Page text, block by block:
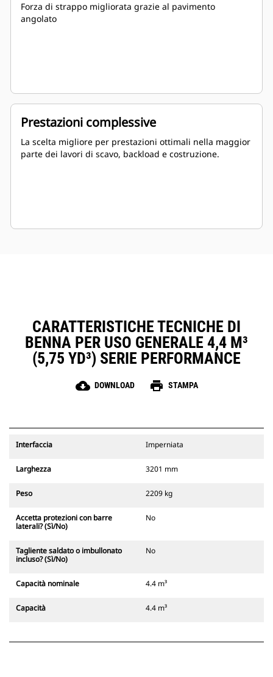
Forza di strappo migliorata grazie al pavimento
angolato
Prestazioni complessive
La scelta migliore per prestazioni ottimali nella maggior
parte dei lavori di scavo, backload e costruzione.
CARATTERISTICHE TECNICHE DI
BENNA PER USO GENERALE 4,4 M³
(5,75 YD³) SERIE PERFORMANCE
cloud_download DOWNLOAD print STAMPA
Interfaccia Imperniata
Larghezza 3201 mm
Peso 2209 kg
Accetta protezioni con barre
laterali? (Sì/No)
No
Tagliente saldato o imbullonato
incluso? (Sì/No)
No
Capacità nominale 4.4 m³
Capacità 4.4 m³